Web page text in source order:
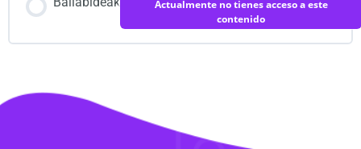
Actualmente no tienes acceso a este
contenido